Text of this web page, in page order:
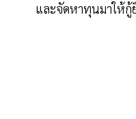
และจัดหาทุนมาให้กู้